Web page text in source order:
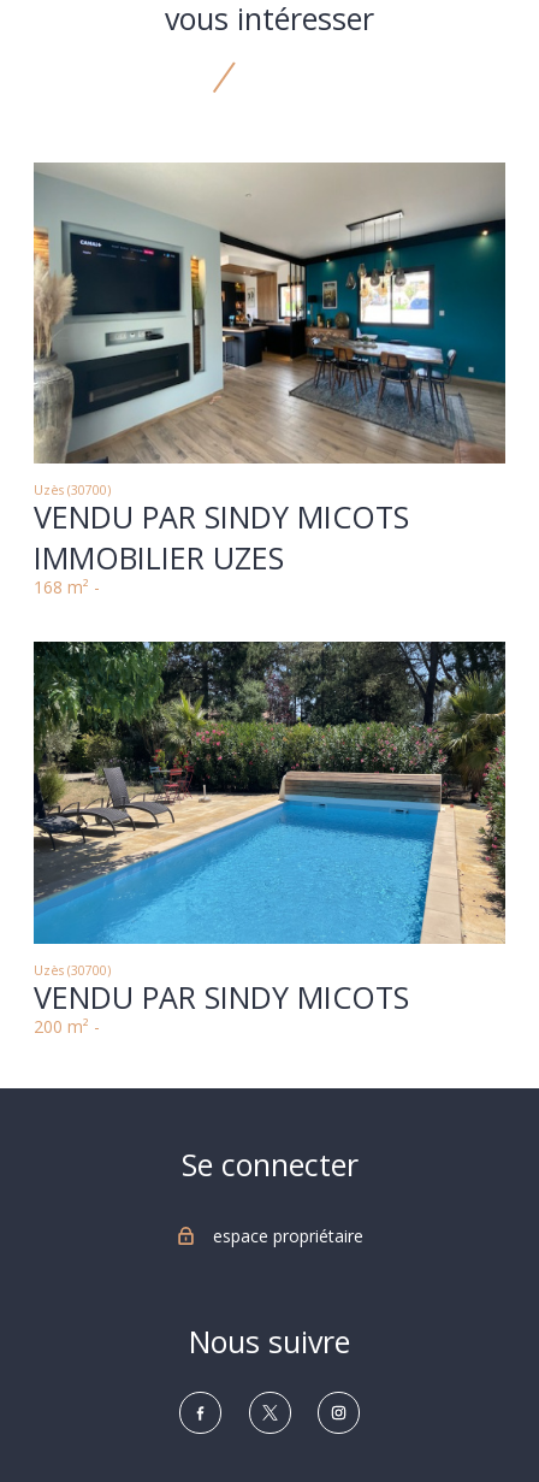
vous intéresser
Uzès (30700)
VENDU PAR SINDY MICOTS
IMMOBILIER UZES
168 m² -
Uzès (30700)
VENDU PAR SINDY MICOTS
200 m² -
Se connecter
espace propriétaire
Nous suivre